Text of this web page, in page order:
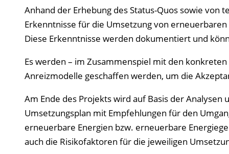
Anhand der Erhebung des Status-Quos sowie von
Erkenntnisse für die Umsetzung von
Diese Erkenntnisse werden dokumentiert und
Es werden – im Zusammenspiel mit den
Anreizmodelle geschaffen werden, um die
Am Ende des Projekts wird auf Basis der
Umsetzungsplan mit Empfehlungen für den
erneuerbare Energien bzw. erneuerbare
auch die Risikofaktoren für die jeweiligen